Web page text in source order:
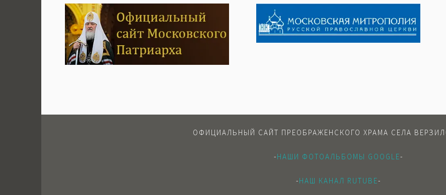
ОФИЦИАЛЬНЫЙ САЙТ ПРЕОБРАЖЕНСКОГО ХРАМА СЕЛА
-НАШИ ФОТОАЛЬБОМЫ GOOGLE-
-НАШ КАНАЛ RUTUBE-